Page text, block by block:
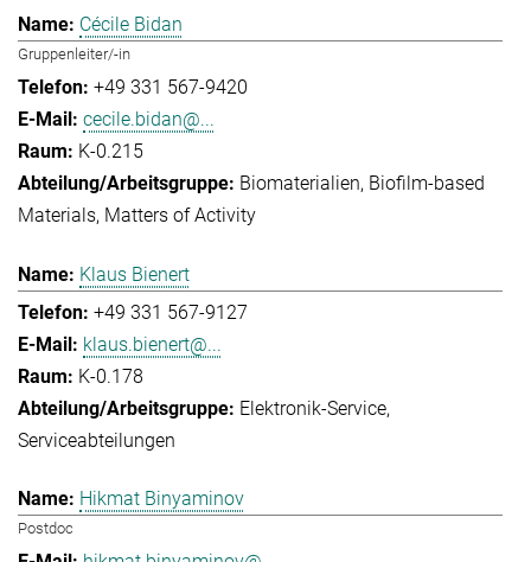
Cécile Bidan
Gruppenleiter/-in
+49 331 567-9420
cecile.bidan@...
K-0.215
Biomaterialien Biofilm-based
Materials Matters of Activity
Klaus Bienert
+49 331 567-9127
klaus.bienert@...
K-0.178
Elektronik-Service
Serviceabteilungen
Hikmat Binyaminov
Postdoc